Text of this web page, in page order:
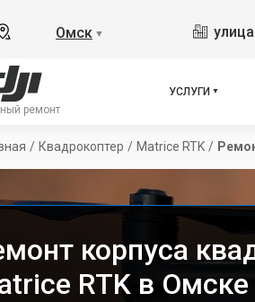
Омск ▼
ремонт
УСЛУГИ
/ Квадрокоптер / Matrice RTK /
корпуса
RTK в Омске